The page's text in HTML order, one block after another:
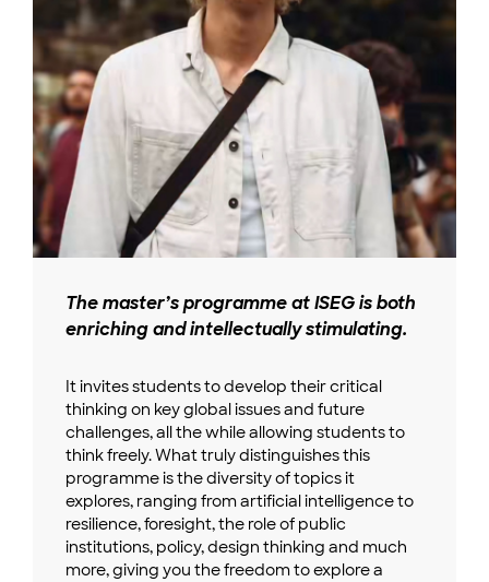
The master’s programme at ISEG is both
enriching and intellectually stimulating.
It invites students to develop their critical
thinking on key global issues and future
challenges, all the while allowing students to
think freely. What truly distinguishes this
programme is the diversity of topics it
explores, ranging from artificial intelligence to
resilience, foresight, the role of public
institutions, policy, design thinking and much
more, giving you the freedom to explore a